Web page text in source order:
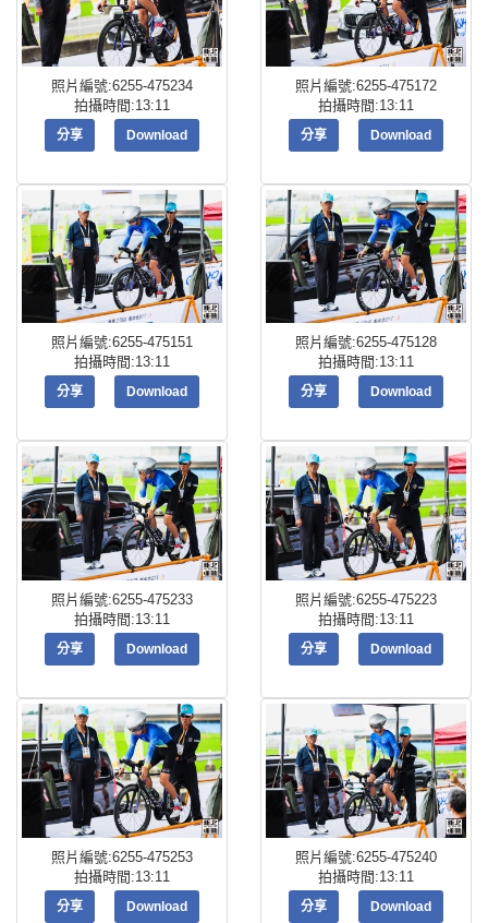
照片編號:6255-475234
拍攝時間:13:11
分享 Download
照片編號:6255-475172
拍攝時間:13:11
分享 Download
照片編號:6255-475151
拍攝時間:13:11
分享 Download
照片編號:6255-475128
拍攝時間:13:11
分享 Download
照片編號:6255-475233
拍攝時間:13:11
分享 Download
照片編號:6255-475223
拍攝時間:13:11
分享 Download
照片編號:6255-475253
拍攝時間:13:11
分享 Download
照片編號:6255-475240
拍攝時間:13:11
分享 Download